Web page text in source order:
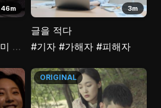
46m
#꿈 #희망 #동상이몽
3m
글을 적다
#기자 #가해자 #피해자
ORIGINAL